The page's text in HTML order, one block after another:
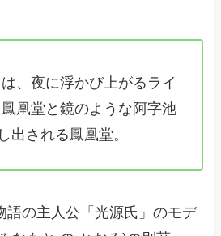
、夜に浮かび上がるライ
凰堂と鏡のような阿字池
出される鳳凰堂。
語の主人公「光源氏」のモデ